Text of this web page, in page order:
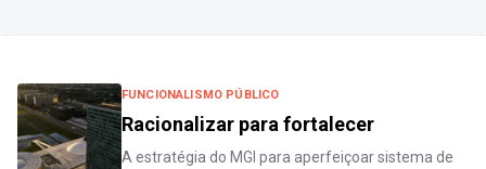
FUNCIONALISMO PÚBLICO
Racionalizar para fortalecer
A estratégia do MGI para aperfeiçoar sistema de